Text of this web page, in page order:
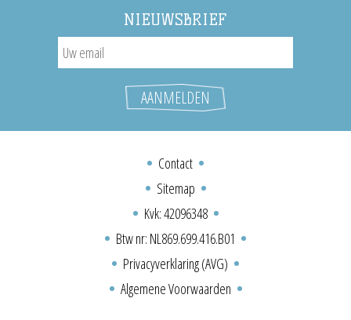
NIEUWSBRIEF
Contact
Sitemap
Kvk: 42096348
Btw nr: NL869.699.416.B01
Privacyverklaring (AVG)
Algemene Voorwaarden